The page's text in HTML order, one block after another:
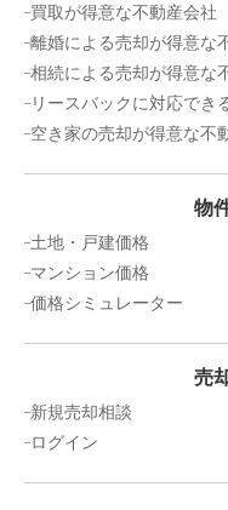
買取が得意な不動産会社
離婚による売却が得意な
相続による売却が得意な
リースバックに対応でき
空き家の売却が得意な不
物
土地・戸建価格
マンション価格
価格シミュレーター
売
新規売却相談
ログイン